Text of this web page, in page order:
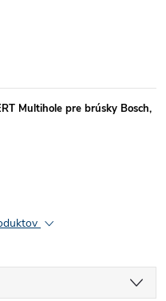
Multihole pre brúsky Bosch,